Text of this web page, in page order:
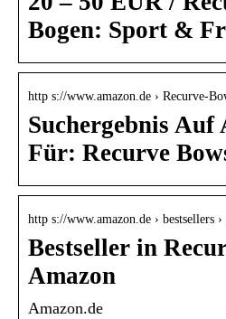
Bogen: Sport &
http s://www.amazon.de › Recurve-
Suchergebnis Auf
Für: Recurve
http s://www.amazon.de › bestsellers ›
Bestseller in
Amazon
Amazon.de